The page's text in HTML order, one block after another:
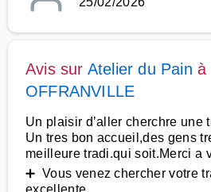
Avis sur Atelier du Pain à
OFFRANVILLE
Un plaisir d’aller cherchre une
Un tres bon accueil,des gens
meilleure tradi.qui soit.Merci a
➕ Vous venez chercher votre
excellente.